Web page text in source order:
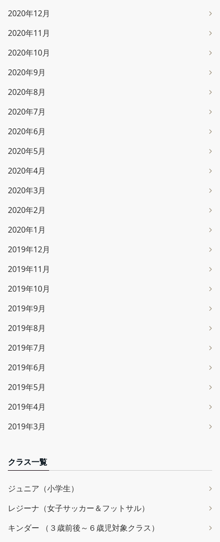
2020年12月
2020年11月
2020年10月
2020年9月
2020年8月
2020年7月
2020年6月
2020年5月
2020年4月
2020年3月
2020年2月
2020年1月
2019年12月
2019年11月
2019年10月
2019年9月
2019年8月
2019年7月
2019年6月
2019年5月
2019年4月
2019年3月
クラス一覧
ジュニア（小学生）
レジーナ（女子サッカー＆フットサル）
キンダー （３歳前後～６歳児対象クラス）